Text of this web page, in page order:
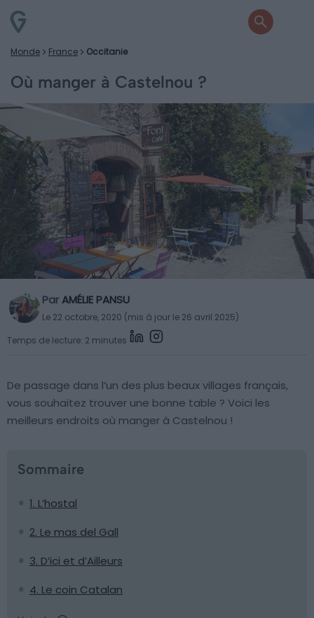
Monde France Occitanie
Où manger à Castelnou ?
ParAMÉLIE PANSU
Le 22 octobre, 2020 (mis à jour le 26 avril 2025)
Temps de lecture: 2 minutes
De passage dans l’un des plus beaux villages français,
vous souhaitez trouver une bonne table ? Voici les
meilleurs endroits où manger à Castelnou !
Sommaire
1. L’hostal
2. Le mas del Gall
3. D’ici et d’Ailleurs
4. Le coin Catalan